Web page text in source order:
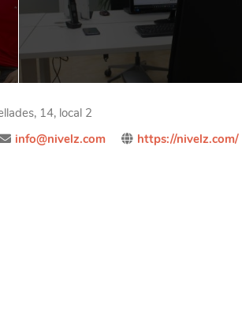
14, local 2
info@nivelz.com https://nivelz.com/